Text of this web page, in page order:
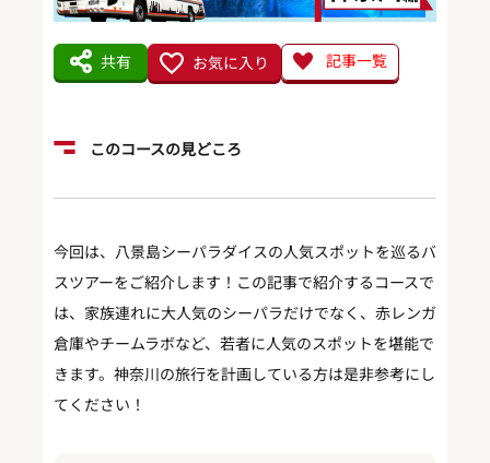
共有 お気に入り 記事一覧
このコースの見どころ
今回は、八景島シーパラダイスの人気スポットを巡るバ
スツアーをご紹介します！この記事で紹介するコースで
は、家族連れに大人気のシーパラだけでなく、赤レンガ
倉庫やチームラボなど、若者に人気のスポットを堪能で
きます。神奈川の旅行を計画している方は是非参考にし
てください！